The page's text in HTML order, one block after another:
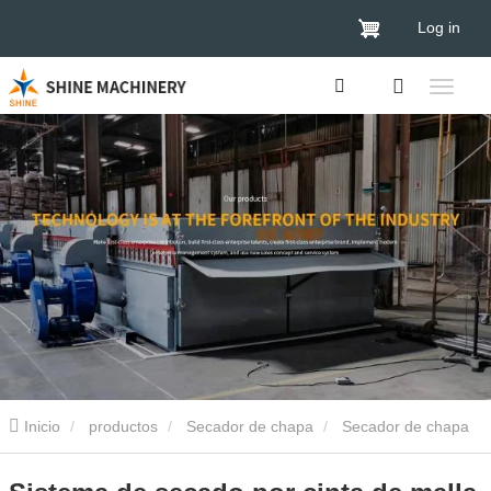
Log in
Inicio productos Secador de chapa Secador de chapa
de banda de malla